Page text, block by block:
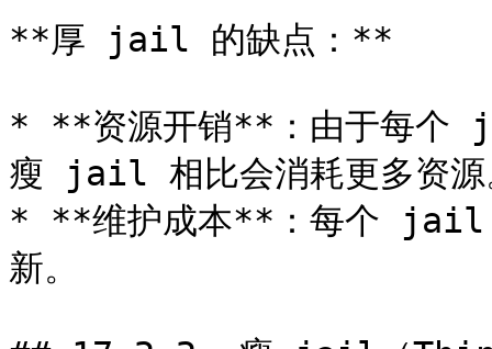
**厚 jail 的缺点：**
* **资源开销**：由于每个
瘦 jail 相比会消耗更多资源
* **维护成本**：每个 jail
新。